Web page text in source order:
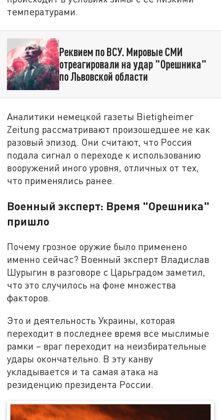
температурами.
Реквием по ВСУ. Мировые СМИ
отреагировали на удар "Орешника"
по Львовской области
Аналитики немецкой газеты Bietigheimer
Zeitung рассматривают произошедшее не как
разовый эпизод. Они считают, что Россия
подала сигнал о переходе к использованию
вооружений иного уровня, отличных от тех,
что применялись ранее.
Военный эксперт: Время "Орешника"
пришло
Почему грозное оружие было применено
именно сейчас? Военный эксперт Владислав
Шурыгин в разговоре с Царьградом заметил,
что это случилось на фоне множества
факторов.
Это и деятельность Украины, которая
переходит в последнее время все мыслимые
рамки – враг переходит на неизбирательные
удары окончательно. В эту канву
укладывается и та самая атака на
резиденцию президента России.